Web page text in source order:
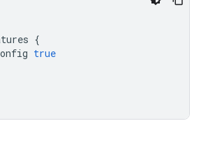
{
true